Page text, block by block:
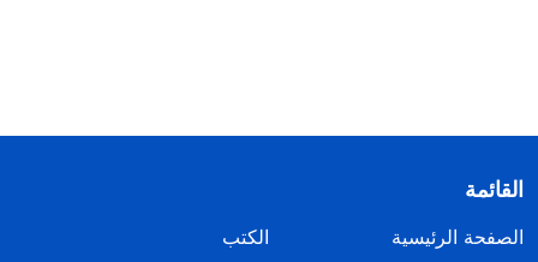
القائمة
الصفحة الرئيسية
الكتب